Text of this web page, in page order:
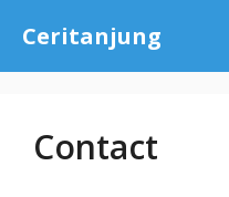
content
Ceritanjung
Contact